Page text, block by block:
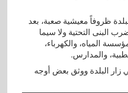
ظروفاً معيشية صعبة، بعد
البنى التحتية ولا سيما
المياه، والكهرباء،
والمدارس.
البلدة ووثق بعض أوجه